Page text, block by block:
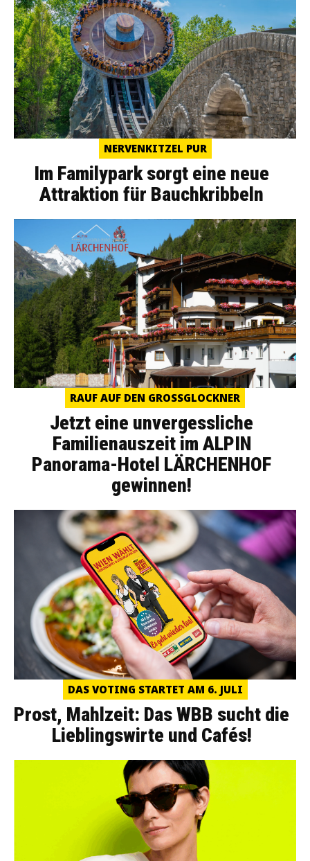
NERVENKITZEL PUR
Im Familypark sorgt eine neue
Attraktion für Bauchkribbeln
RAUF AUF DEN GROSSGLOCKNER
Jetzt eine unvergessliche
Familienauszeit im ALPIN
Panorama-Hotel LÄRCHENHOF
gewinnen!
DAS VOTING STARTET AM 6. JULI
Prost, Mahlzeit: Das WBB sucht die
Lieblingswirte und Cafés!